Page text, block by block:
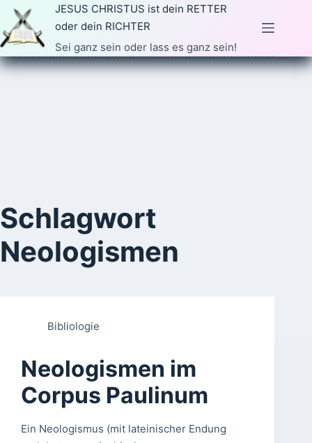
Zum
Inhalt
springen
JESUS CHRISTUS ist dein RETTER
oder dein RICHTER
Sei ganz sein oder lass es ganz sein!
Schlagwort
Neologismen
Bibliologie
Neologismen im
Corpus Paulinum
Ein Neologismus (mit lateinischer Endung